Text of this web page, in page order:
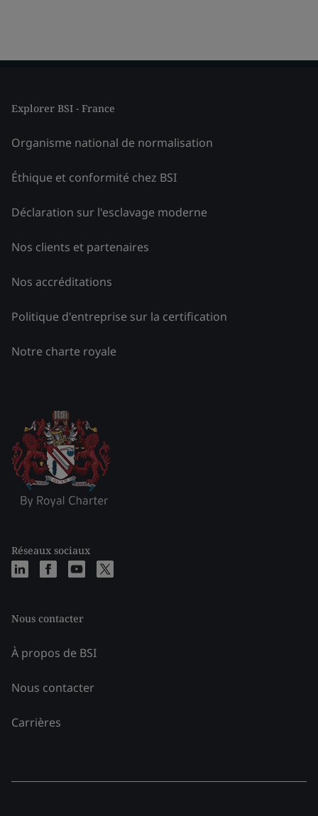
Explorer BSI - France
Organisme national de normalisation
Éthique et conformité chez BSI
Déclaration sur l'esclavage moderne
Nos clients et partenaires
Nos accréditations
Politique d'entreprise sur la certification
Notre charte royale
Réseaux sociaux
Nous contacter
À propos de BSI
Nous contacter
Carrières